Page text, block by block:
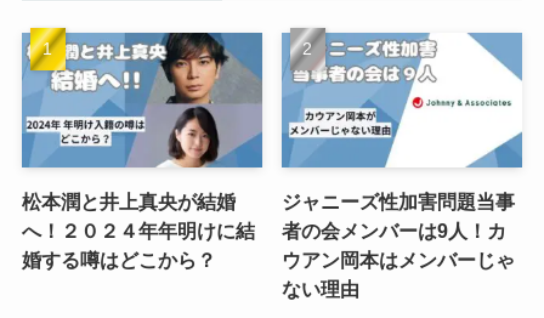
松本潤と井上真央が結婚
へ！２０２４年年明けに結
婚する噂はどこから？
ジャニーズ性加害問題当事
者の会メンバーは9人！カ
ウアン岡本はメンバーじゃ
ない理由